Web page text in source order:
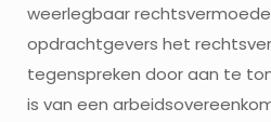
weerlegbaar
opdrachtgevers het
tegenspreken door aan te
is van een